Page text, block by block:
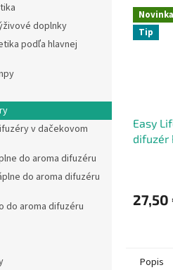
doplnky
podľa hlavnej
v dačekovom
do aroma difuzéru
do aroma difuzéru
do aroma difuzéru
Novinka
Tip
Easy
difuzér
27,50
Popis